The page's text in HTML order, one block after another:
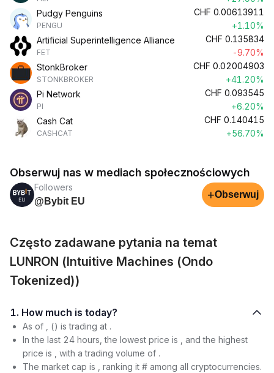
Pudgy Penguins
PENGU
CHF 0.00613911
+1.10%
Artificial Superintelligence Alliance
FET
CHF 0.135834
-9.70%
StonkBroker
STONKBROKER
CHF 0.02004903
+41.20%
Pi Network
PI
CHF 0.093545
+6.20%
Cash Cat
CASHCAT
CHF 0.140415
+56.70%
Obserwuj nas w mediach społecznościowych
Followers
@Bybit EU
+Obserwuj
Często zadawane pytania na temat
LUNRON (Intuitive Machines (Ondo
Tokenized))
1. How much is today?
As of , () is trading at .
In the last 24 hours, the lowest price is , and the highest
price is , with a trading volume of .
The market cap is , ranking it # among all cryptocurrencies.